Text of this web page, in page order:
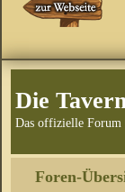
Die
Das offizielle
Foren-